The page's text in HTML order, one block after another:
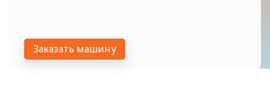
Заказать машину